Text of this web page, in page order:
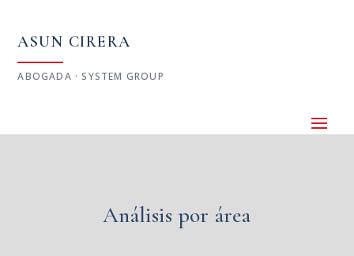
ASUN CIRERA
ABOGADA · SYSTEM GROUP
Análisis por área